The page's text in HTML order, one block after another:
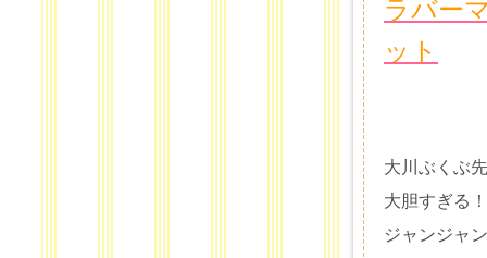
ラバー
ット
大川ぶくぶ
大胆すぎる
ジャンジャ